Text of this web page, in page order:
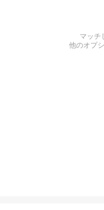
マッチ
他のオプ